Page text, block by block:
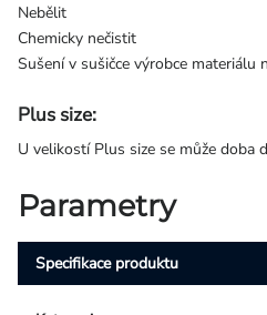
Nebělit
Chemicky nečistit
Sušení v sušičce výrobce materiálu
Plus size:
U velikostí Plus size se může doba
Parametry
Specifikace produktu